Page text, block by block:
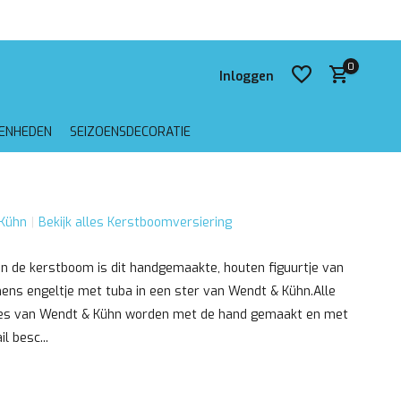
Inloggen
0
SEIZOENSDECORATIE
Bekijk alles Kerstboomversiering
de kerstboom is dit handgemaakte, houten figuurtje van
engeltje met tuba in een ster van Wendt & Kühn.Alle
van Wendt & Kühn worden met de hand gemaakt en met
besc...